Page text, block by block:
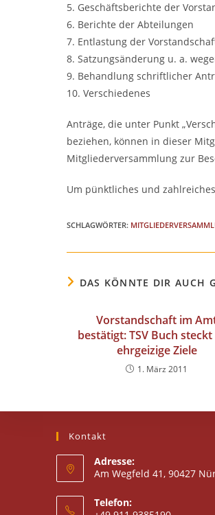
5. Geschäftsberichte der
6. Berichte der Abteilungen
7. Entlastung der
8. Satzungsänderung u. a.
9. Behandlung schriftlicher
10. Verschiedenes
Anträge, die unter Punkt
beziehen, können in dieser
Mitgliederversammlung zur
Um pünktliches und
SCHLAGWÖRTER:
DAS KÖNNTE DIR AUCH
Vorstandschaft im
bestätigt: TSV Buch steckt
ehrgeizige Ziele
1. März 2011
Kontakt
Adresse:
Am Wegfeld 41, 90427
Telefon: